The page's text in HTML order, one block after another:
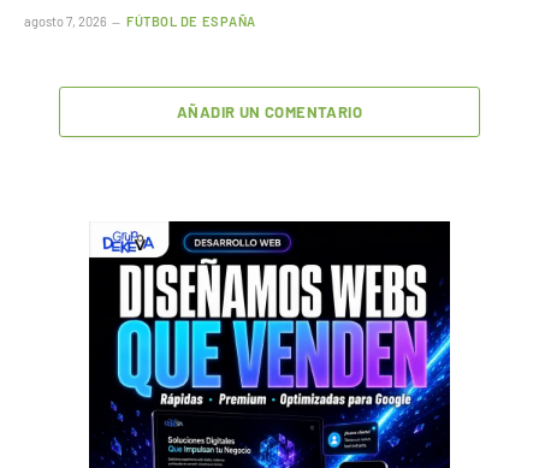
agosto 7, 2026 FÚTBOL DE ESPAÑA
AÑADIR UN COMENTARIO